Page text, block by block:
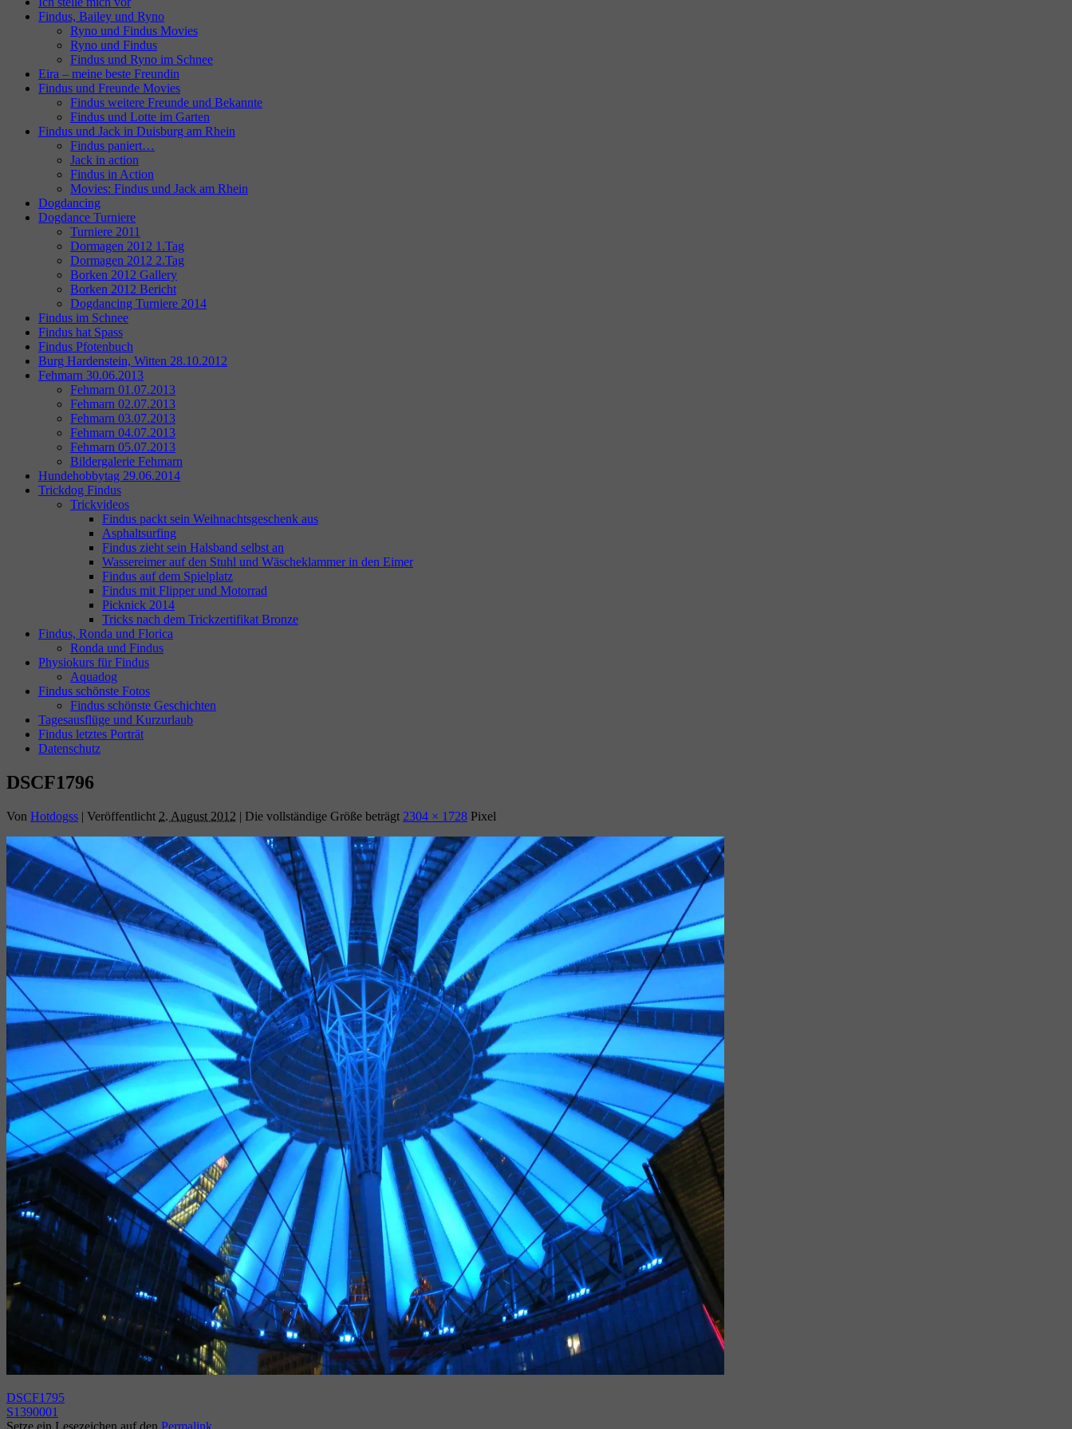
Findus, Bailey und Ryno
Ryno und Findus Movies
Ryno und Findus
Findus und Ryno im Schnee
Eira – meine beste Freundin
Findus und Freunde Movies
Findus weitere Freunde und Bekannte
Findus und Lotte im Garten
Findus und Jack in Duisburg am Rhein
Findus paniert…
Jack in action
Findus in Action
Movies: Findus und Jack am Rhein
Dogdancing
Dogdance Turniere
Turniere 2011
Dormagen 2012 1.Tag
Dormagen 2012 2.Tag
Borken 2012 Gallery
Borken 2012 Bericht
Dogdancing Turniere 2014
Findus im Schnee
Findus hat Spass
Findus Pfotenbuch
Burg Hardenstein, Witten 28.10.2012
Fehmarn 30.06.2013
Fehmarn 01.07.2013
Fehmarn 02.07.2013
Fehmarn 03.07.2013
Fehmarn 04.07.2013
Fehmarn 05.07.2013
Bildergalerie Fehmarn
Hundehobbytag 29.06.2014
Trickdog Findus
Trickvideos
Findus packt sein Weihnachtsgeschenk aus
Asphaltsurfing
Findus zieht sein Halsband selbst an
Wassereimer auf den Stuhl und Wäscheklammer in den Eimer
Findus auf dem Spielplatz
Findus mit Flipper und Motorrad
Picknick 2014
Tricks nach dem Trickzertifikat Bronze
Findus, Ronda und Florica
Ronda und Findus
Physiokurs für Findus
Aquadog
Findus schönste Fotos
Findus schönste Geschichten
Tagesausflüge und Kurzurlaub
Findus letztes Porträt
Datenschutz
DSCF1796
Von Hotdogss | Veröffentlicht 2. August 2012 | Die vollständige Größe beträgt 2304 × 1728 Pixel
DSCF1795
S1390001
Setze ein Lesezeichen auf den Permalink.